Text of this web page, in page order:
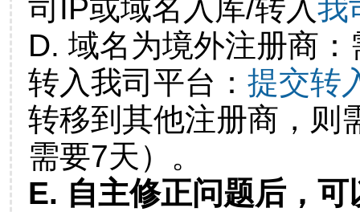
司IP或域名入库/转入我
D. 域名为境外注册商
转入我司平台： 提交转
转移到其他注册商，则
需要7天）。
E. 自主修正问题后，可